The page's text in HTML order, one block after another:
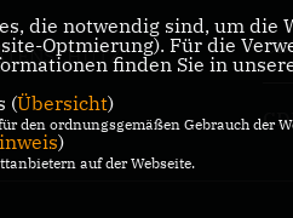
die notwendig sind, um
Optmierung). Für die
finden Sie in
(Übersicht)
den ordnungsgemäßen Gebrauch der
)
auf der Webseite.